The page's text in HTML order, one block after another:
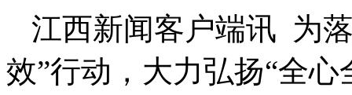
江西新闻客户端讯 为
效”行动，大力弘扬“全